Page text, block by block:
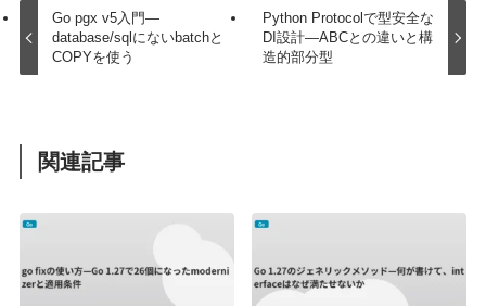
Go pgx v5入門—
database/sqlにないbatchと
COPYを使う
Python Protocolで型安全な
DI設計—ABCとの違いと構
造的部分型
関連記事